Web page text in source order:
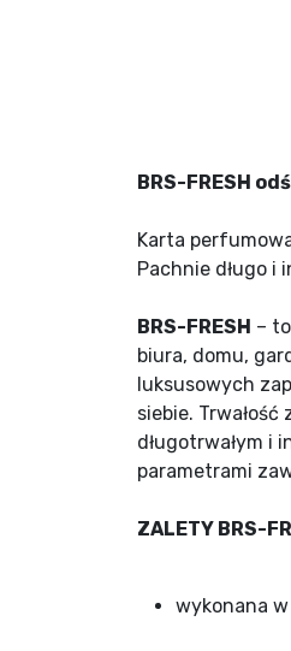
BRS-FRESH
Karta
Pachnie długo i
BRS-FRESH –
biura, domu,
luksusowych
siebie.
długotrwałym i
parametrami
ZALETY BRS-
wykonana